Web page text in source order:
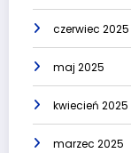
czerwiec 2025
maj 2025
kwiecień 2025
marzec 2025